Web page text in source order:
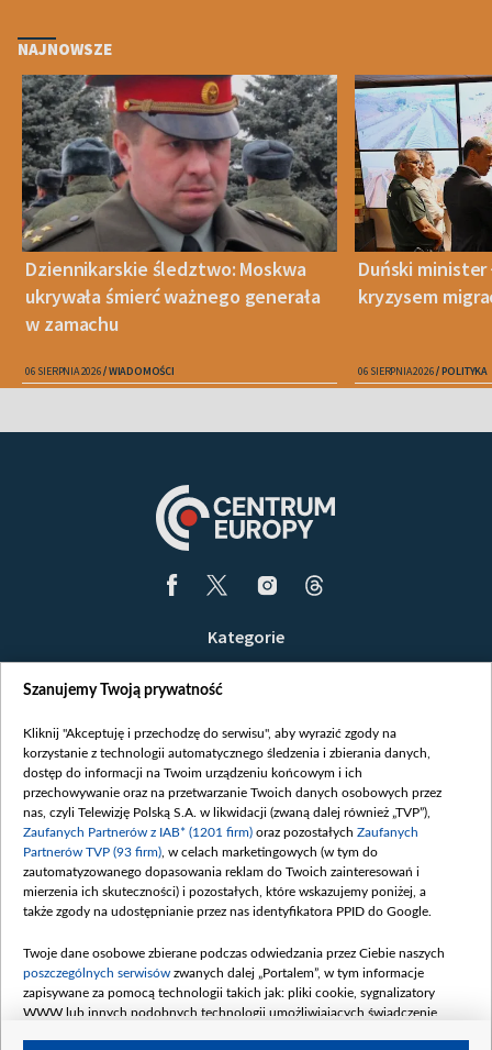
NAJNOWSZE
Dziennikarskie śledztwo: Moskwa
ukrywała śmierć ważnego generała
w zamachu
06 SIERPNIA 2026 WIADOMOŚCI
Duński minister
kryzysem
06 SIERPNIA 2026 POLITYKA
Kategorie
Opinie
Białoruś / Polska
Czytelnia
Centrum Europy
O nas
Kontakt
Informacje o nadawcy
Serwisy partnerskie
belsat.eu
slava.tv
tvpworld.com
Szanujemy Twoją prywatność
Kliknij "Akceptuję i przechodzę do serwisu", aby wyrazić zgody na
korzystanie z technologii automatycznego śledzenia i zbierania danych,
dostęp do informacji na Twoim urządzeniu końcowym i ich
przechowywanie oraz na przetwarzanie Twoich danych osobowych przez
nas, czyli Telewizję Polską S.A. w likwidacji (zwaną dalej również „TVP”),
Zaufanych Partnerów z IAB* (1201 firm) oraz pozostałych Zaufanych
Partnerów TVP (93 firm) , w celach marketingowych (w tym do
zautomatyzowanego dopasowania reklam do Twoich zainteresowań i
mierzenia ich skuteczności) i pozostałych, które wskazujemy poniżej, a
także zgody na udostępnianie przez nas identyfikatora PPID do Google.
Twoje dane osobowe zbierane podczas odwiedzania przez Ciebie naszych
poszczególnych serwisów zwanych dalej „Portalem”, w tym informacje
zapisywane za pomocą technologii takich jak: pliki cookie, sygnalizatory
WWW lub innych podobnych technologii umożliwiających świadczenie